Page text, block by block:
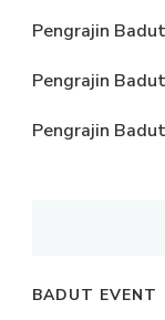
Pengrajin
Pengrajin
Pengrajin
BADUT EVENT